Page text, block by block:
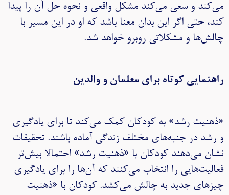
می‌کند و سعی می‌کند مشکل واقعی و نحوه حل آن را پیدا
کند، حتی اگر این بدان معنا باشد که او در این مسیر با
چالش‌ها و مشکلاتی روبرو خواهد شد.
راهنمایی کوتاه برای معلمان و والدین
«ذهنیت رشد» به کودکان کمک می‌کند تا برای یادگیری
و رشد در جنبه‌های مختلف زندگی آماده باشند. تحقیقات
نشان می‌دهند کودکان با «ذهنیت رشد» احتمالا بیش‌تر
فعالیت‌هایی را انتخاب می‌کنند که آن‌ها را برای یادگیری
چیزهای جدید به چالش می‌کشد. کودکان با «ذهنیت